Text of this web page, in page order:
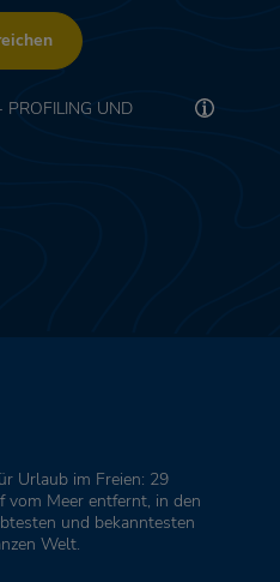
PROFILING UND
Urlaub im Freien: 29
vom Meer entfernt, in den
und bekanntesten
Welt.